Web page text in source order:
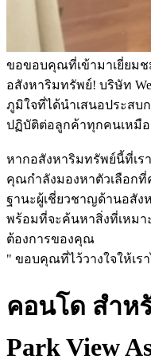
ขอขอบคุณที่เข้ามาเยี่ยมช
อสังหาริมทรัพย์! บริษัท
ภูมิใจที่ได้นำเสนอประส
ปฏิบัติต่อลูกค้าทุกคนเหมื
หากอสังหาริมทรัพย์นี้ที่เ
คุณกำลังมองหาตัวเลือกที่
ฐานะผู้เชี่ยวชาญด้านอสัง
พร้อมที่จะค้นหาสิ่งที่เหม
ต้องการของคุณ
" ขอบคุณที่ไว้วางใจให้เร
คอนโด สำห
Park View